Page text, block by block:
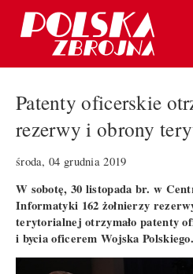
Patenty oficerskie
rezerwy i obrony
środa, 04 grudnia 2019
W sobotę, 30 listopada br. w
Informatyki 162 żołnierzy
terytorialnej otrzymało patenty
i bycia oficerem Wojska Polskiego.